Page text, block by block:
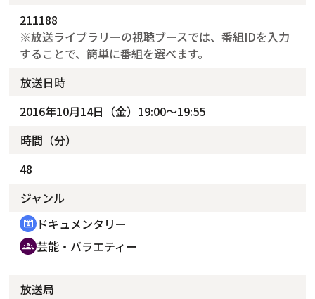
211188
※放送ライブラリーの視聴ブースでは、番組IDを入力
することで、簡単に番組を選べます。
放送日時
2016年10月14日（金）19:00～19:55
時間（分）
48
ジャンル
cinematic_blur ドキュメンタリー
groups 芸能・バラエティー
放送局